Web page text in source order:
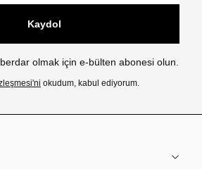
Kaydol
olmak için e-bülten abonesi olun.
okudum, kabul ediyorum.